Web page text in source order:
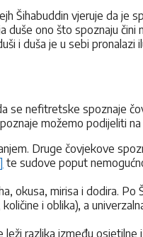
Šihabuddin vjeruje da je
ono što spoznaju
i duša je u sebi pronalazi
se nefitretske spoznaje
možemo podijeliti
Druge čovjekove
te sudove poput
okusa, mirisa i dodira. Po
i oblika), a
razlika između osjetilne